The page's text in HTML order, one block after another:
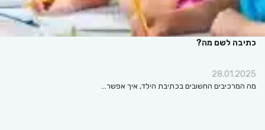
כתיבה לשם מה?
28.01.2025
מה המרכיבים החשובים בכתיבת הילד, איך אפשר…